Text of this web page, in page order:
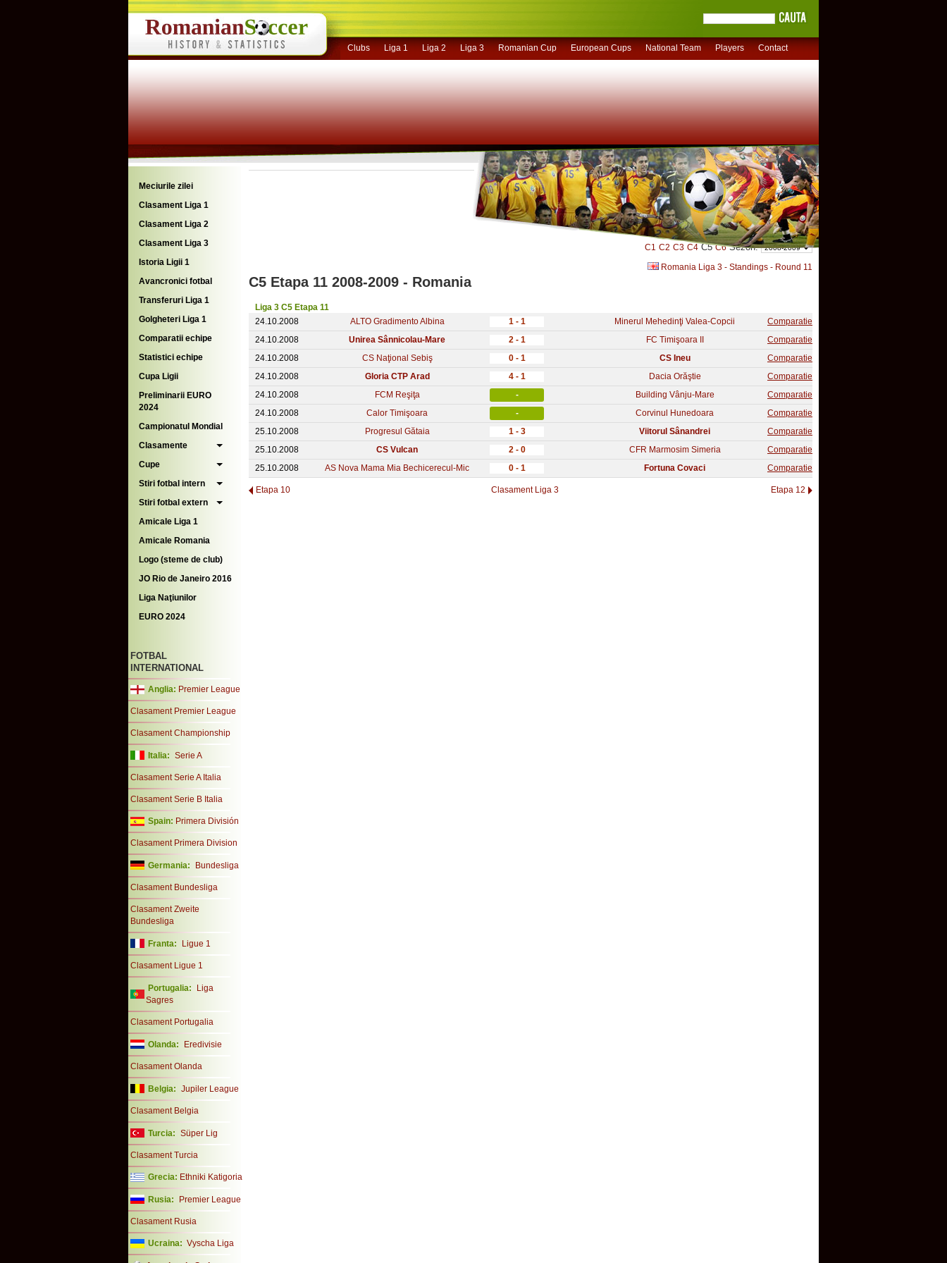
Clubs Liga 1 Liga 2 Liga 3 Romanian Cup European Cups National Team Players Contact
Meciurile zilei
Clasament Liga 1
Clasament Liga 2
Clasament Liga 3
Istoria Ligii 1
Avancronici fotbal
Transferuri Liga 1
Golgheteri Liga 1
Comparatii echipe
Statistici echipe
Cupa Ligii
Preliminarii EURO
2024
Campionatul Mondial
Clasamente
Cupe
Stiri fotbal intern
Stiri fotbal extern
Amicale Liga 1
Amicale Romania
Logo (steme de club)
JO Rio de Janeiro 2016
Liga Naţiunilor
EURO 2024
FOTBAL
INTERNATIONAL
Anglia: Premier League
Clasament Premier League
Clasament Championship
Italia: Serie A
Clasament Serie A Italia
Clasament Serie B Italia
Spain: Primera División
Clasament Primera Division
Germania: Bundesliga
Clasament Bundesliga
Clasament Zweite
Bundesliga
Franta: Ligue 1
Clasament Ligue 1
Portugalia:
Liga
Sagres
Clasament Portugalia
Olanda: Eredivisie
Clasament Olanda
Belgia: Jupiler League
Clasament Belgia
Turcia: Süper Lig
Clasament Turcia
Grecia: Ethniki Katigoria
Rusia: Premier League
Clasament Rusia
Ucraina: Vyscha Liga
C1 C2 C3 C4C5C6Sezon:
C5 Etapa 11 2008-2009 - Romania
Romania Liga 3 - Standings - Round 11
Liga 3 C5 Etapa 11
24.10.2008
ALTO Gradimento Albina 1 - 1 Minerul Mehedinţi Valea-Copcii
Comparatie
24.10.2008
Unirea Sânnicolau-Mare 2 - 1 FC Timişoara II
Comparatie
24.10.2008
CS Naţional Sebiş 0 - 1 CS Ineu
Comparatie
24.10.2008
Gloria CTP Arad 4 - 1 Dacia Orăştie
Comparatie
24.10.2008
FCM Reşiţa - Building Vânju-Mare
Comparatie
24.10.2008
Calor Timişoara - Corvinul Hunedoara
Comparatie
25.10.2008
Progresul Gătaia 1 - 3 Viitorul Sânandrei
Comparatie
25.10.2008
CS Vulcan 2 - 0 CFR Marmosim Simeria
Comparatie
25.10.2008
AS Nova Mama Mia Bechicerecul-Mic 0 - 1 Fortuna Covaci Comparatie
Etapa 10 Clasament Liga 3 Etapa 12